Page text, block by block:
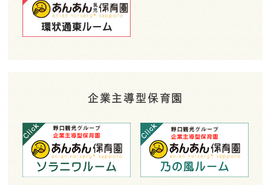
企業主導型保育園